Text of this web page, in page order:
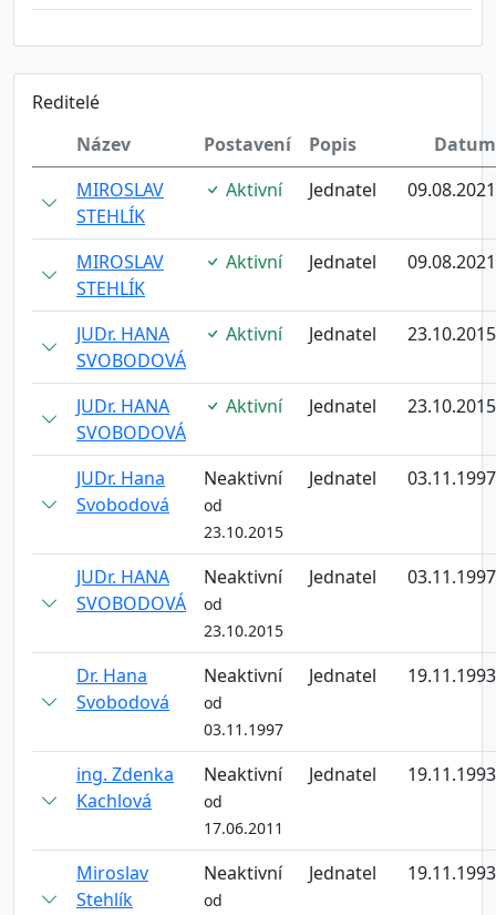
Reditelé
Název
Postavení Popis
Datum
MIROSLAV
STEHLÍK
Aktivní Jednatel 09.08.2021
MIROSLAV
STEHLÍK
Aktivní Jednatel 09.08.2021
JUDr. HANA
SVOBODOVÁ
Aktivní Jednatel 23.10.2015
JUDr. HANA
SVOBODOVÁ
Aktivní Jednatel 23.10.2015
JUDr. Hana
Svobodová
Neaktivní
od
23.10.2015
Jednatel 03.11.1997
JUDr. HANA
SVOBODOVÁ
Neaktivní
od
23.10.2015
Jednatel 03.11.1997
Dr. Hana
Svobodová
Neaktivní
od
03.11.1997
Jednatel 19.11.1993
ing. Zdenka
Kachlová
Neaktivní
od
17.06.2011
Jednatel 19.11.1993
Miroslav
Stehlík
Neaktivní
od
Jednatel 19.11.1993